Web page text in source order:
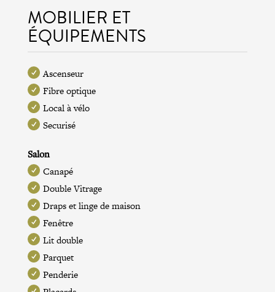
MOBILIER ET
ÉQUIPEMENTS
Ascenseur
Fibre optique
Local à vélo
Securisé
Salon
Canapé
Double Vitrage
Draps et linge de maison
Fenêtre
Lit double
Parquet
Penderie